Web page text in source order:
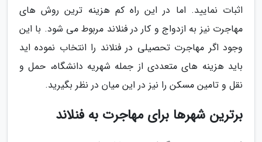
اثبات نمایید. اما در این راه کم هزینه ترین روش های
مهاجرت نیز به ازدواج و کار در فنلاند مربوط می شود. با این
وجود اگر مهاجرت تحصیلی در فنلاند را انتخاب نموده اید
باید هزینه های متعددی از جمله شهریه دانشگاه، حمل و
نقل و تامین مسکن را نیز در این میان در نظر بگیرید.
برترین شهرها برای مهاجرت به فنلاند